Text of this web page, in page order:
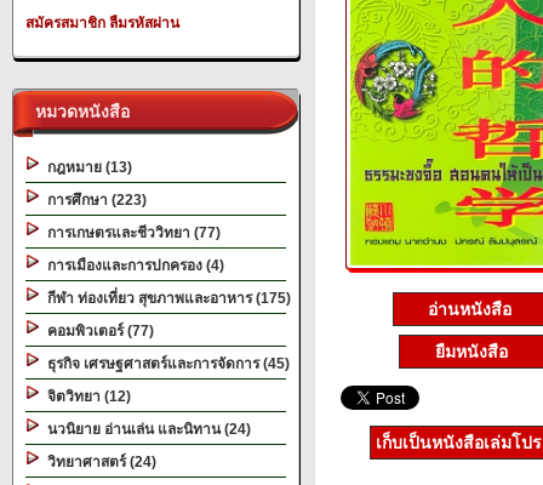
สมัครสมาชิก ลืมรหัสผ่าน
หมวดหนังสือ
กฎหมาย (13)
การศึกษา (223)
การเกษตรและชีววิทยา (77)
การเมืองและการปกครอง (4)
กีฬา ท่องเที่ยว สุขภาพและอาหาร (175)
คอมพิวเตอร์ (77)
ธุรกิจ เศรษฐศาสตร์และการจัดการ (45)
จิตวิทยา (12)
นวนิยาย อ่านเล่น และนิทาน (24)
วิทยาศาสตร์ (24)
อ่านหนังสือ
ยืมหนังสือ
เก็บเป็นหนังสือเล่มโป